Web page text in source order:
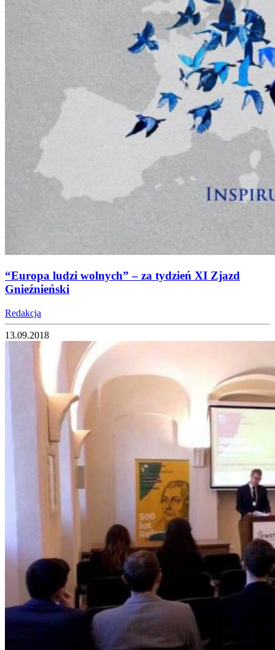
“Europa ludzi wolnych” – za tydzień XI Zjazd
Gnieźnieński
Redakcja
13.09.2018